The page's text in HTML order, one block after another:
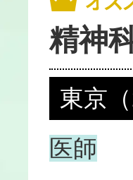
精神
東京（
医師